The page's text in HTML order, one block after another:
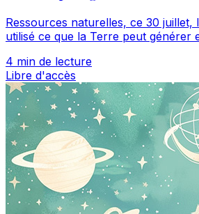
Ressources naturelles, ce 30 juillet,
utilisé ce que la Terre peut générer
4 min de lecture
Libre d'accès